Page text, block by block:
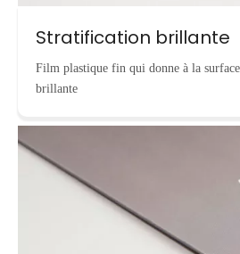
Stratification brillante
Film plastique fin qui donne à la
brillante